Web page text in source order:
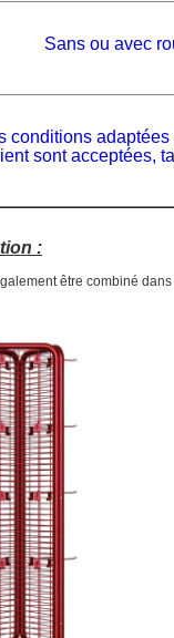
Sans ou avec
conditions
sont acceptées,
:
être combiné